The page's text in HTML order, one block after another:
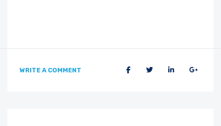
WRITE A COMMENT